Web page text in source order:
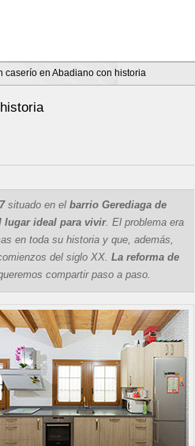
caserío en Abadiano con historia
situado en el barrio Gerediaga de
lugar ideal para vivir. El problema era
en toda su historia y que, además,
del siglo XX. La reforma de
compartir paso a paso.